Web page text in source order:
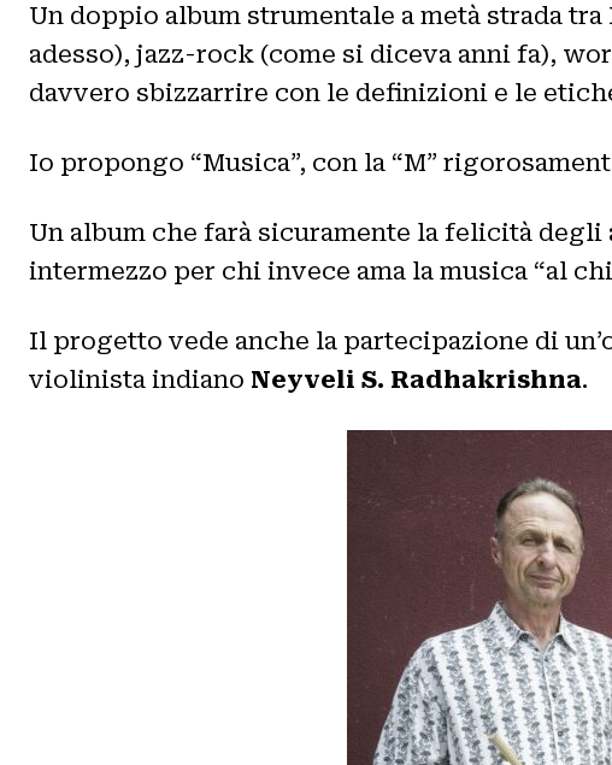
Un doppio album strumentale a metà strada
adesso), jazz-rock (come si diceva anni fa),
davvero sbizzarrire con le definizioni e le
Io propongo “Musica”, con la “M”
Un album che farà sicuramente la felicità degli
intermezzo per chi invece ama la musica “al
Il progetto vede anche la partecipazione di
violinista indiano Neyveli S. Radhakrishna.